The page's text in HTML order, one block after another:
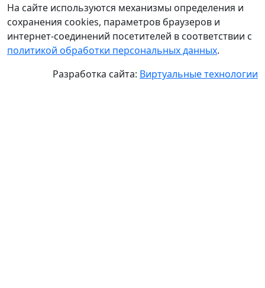
На сайте используются механизмы определения и
сохранения cookies, параметров браузеров и
интернет-соединений посетителей в соответствии с
политикой обработки персональных данных.
Разработка сайта: Виртуальные технологии